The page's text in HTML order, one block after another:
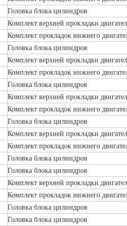
Головка блока цилиндров
Комплект верхней прокладки
Комплект прокладок нижнего
Головка блока цилиндров
Комплект верхней прокладки
Комплект прокладок нижнего
Головка блока цилиндров
Комплект верхней прокладки
Комплект прокладок нижнего
Головка блока цилиндров
Комплект верхней прокладки
Комплект прокладок нижнего
Головка блока цилиндров
Головка блока цилиндров
Комплект верхней прокладки
Комплект прокладок нижнего
Головка блока цилиндров
Головка блока цилиндров